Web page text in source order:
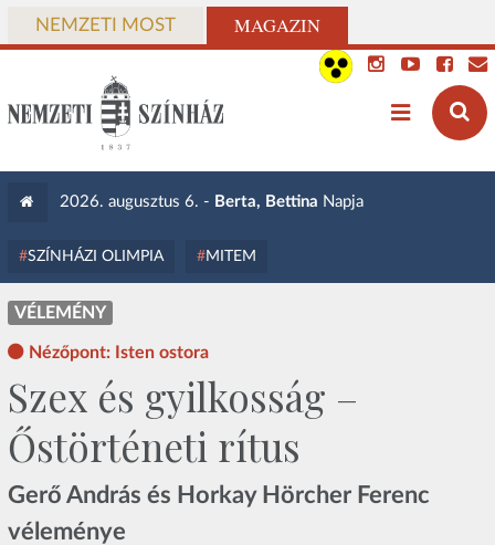
NEMZETI MOST MAGAZIN
2026. augusztus 6. - Berta, Bettina Napja
SZÍNHÁZI OLIMPIA MITEM
VÉLEMÉNY
Nézőpont: Isten ostora
Szex és gyilkosság –
Őstörténeti rítus
Gerő András és Horkay Hörcher Ferenc
véleménye